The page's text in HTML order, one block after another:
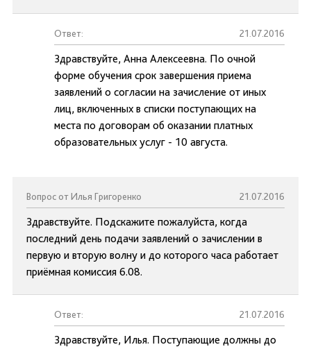
Ответ: 21.07.2016
Здравствуйте, Анна Алексеевна. По очной
форме обучения срок завершения приема
заявлений о согласии на зачисление от иных
лиц, включенных в списки поступающих на
места по договорам об оказании платных
образовательных услуг - 10 августа.
Вопрос от Илья Григоренко 21.07.2016
Здравствуйте. Подскажите пожалуйста, когда
последний день подачи заявлений о зачислении в
первую и вторую волну и до которого часа работает
приёмная комиссия 6.08.
Ответ: 21.07.2016
Здравствуйте, Илья. Поступающие должны до